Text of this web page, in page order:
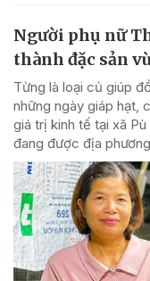
Người phụ nữ
thành đặc sản
Từng là loại củ giúp
những ngày giáp hạt,
giá trị kinh tế tại xã
đang được địa